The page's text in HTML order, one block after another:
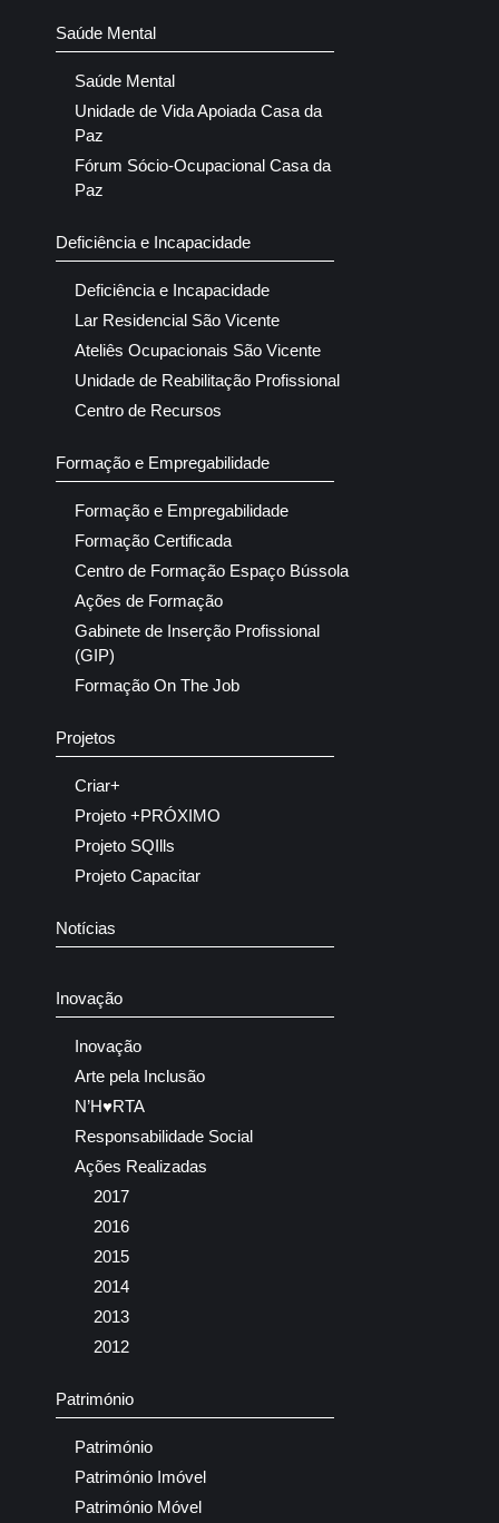
Saúde Mental
Saúde Mental
Unidade de Vida Apoiada Casa da
Paz
Fórum Sócio-Ocupacional Casa da
Paz
Deficiência e Incapacidade
Deficiência e Incapacidade
Lar Residencial São Vicente
Ateliês Ocupacionais São Vicente
Unidade de Reabilitação Profissional
Centro de Recursos
Formação e Empregabilidade
Formação e Empregabilidade
Formação Certificada
Centro de Formação Espaço Bússola
Ações de Formação
Gabinete de Inserção Profissional
(GIP)
Formação On The Job
Projetos
Criar+
Projeto +PRÓXIMO
Projeto SQIlls
Projeto Capacitar
Notícias
Inovação
Inovação
Arte pela Inclusão
N’H♥RTA
Responsabilidade Social
Ações Realizadas
2017
2016
2015
2014
2013
2012
Património
Património
Património Imóvel
Património Móvel